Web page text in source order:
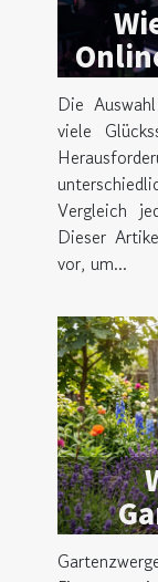
auf
Die
viele
Vergleich
Dieser
vor, um...